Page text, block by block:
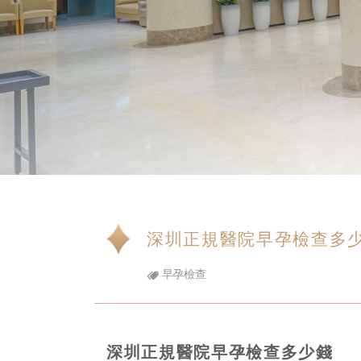
深圳正規醫院早孕檢查多
早孕檢查
深圳正規醫院早孕檢查多少錢